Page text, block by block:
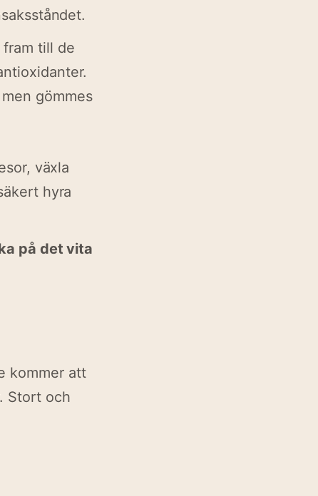
till de
gömmes
växla
hyra
på det vita
kommer att
Stort och